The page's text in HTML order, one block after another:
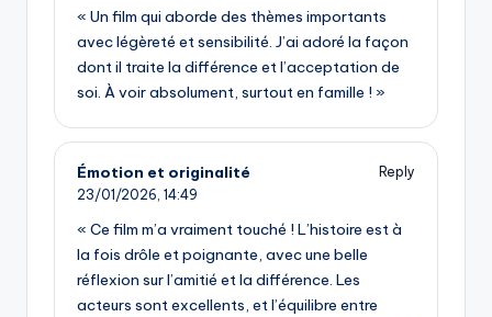
« Un film qui aborde des thèmes importants
avec légèreté et sensibilité. J’ai adoré la façon
dont il traite la différence et l’acceptation de
soi. À voir absolument, surtout en famille ! »
Émotion et originalité
Reply
23/01/2026, 14:49
« Ce film m’a vraiment touché ! L’histoire est à
la fois drôle et poignante, avec une belle
réflexion sur l’amitié et la différence. Les
acteurs sont excellents, et l’équilibre entre